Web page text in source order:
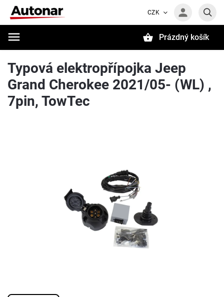
CZK
Prázdný košík
Typová elektropřípojka Jeep
Grand Cherokee 2021/05- (WL) ,
7pin, TowTec